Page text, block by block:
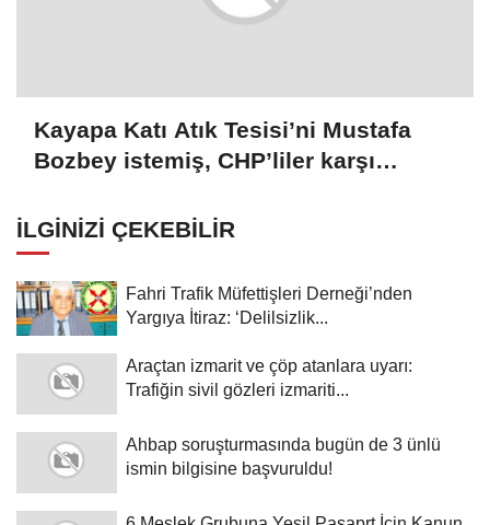
Kayapa Katı Atık Tesisi’ni Mustafa
Bozbey istemiş, CHP’liler karşı
İLGINIZI ÇEKEBILIR
Fahri Trafik Müfettişleri Derneği’nden
Yargıya İtiraz: ‘Delilsizlik...
Araçtan izmarit ve çöp atanlara uyarı:
Trafiğin sivil gözleri izmariti...
Ahbap soruşturmasında bugün de 3 ünlü
ismin bilgisine başvuruldu!